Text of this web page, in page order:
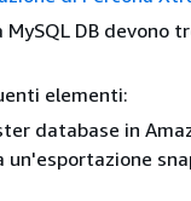
DB devono
elementi:
database in